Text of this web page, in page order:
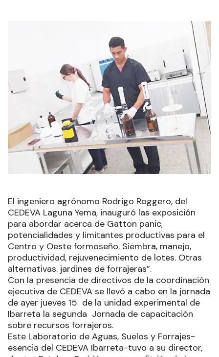
El ingeniero agrónomo Rodrigo Roggero, del
CEDEVA Laguna Yema, inauguró las exposición
para abordar acerca de Gatton panic,
potencialidades y limitantes productivas para el
Centro y Oeste formoseño. Siembra, manejo,
productividad, rejuvenecimiento de lotes. Otras
alternativas. jardines de forrajeras”.
Con la presencia de directivos de la coordinación
ejecutiva de CEDEVA se llevó a cabo en la jornada
de ayer jueves 15 de la unidad experimental de
Ibarreta la segunda Jornada de capacitación
sobre recursos forrajeros.
Este Laboratorio de Aguas, Suelos y Forrajes-
esencia del CEDEVA Ibarreta-tuvo a su director,